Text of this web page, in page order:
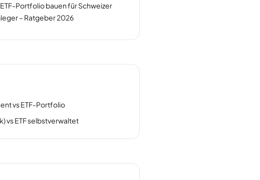
ETF-Portfolio bauen für Schweizer
– Ratgeber 2026
vs ETF-Portfolio
vs ETF selbstverwaltet